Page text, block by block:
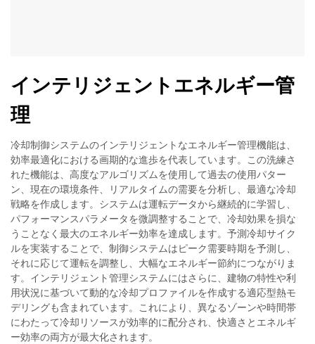
インテリジェントエネルギー管
理
冷却制御システムのインテリジェントなエネルギー管理機能は、
効率最適化における画期的な進歩を代表しています。この洗練さ
れた機能は、高度なアルゴリズムを使用して過去の使用パター
ン、現在の環境条件、リアルタイムの需要を分析し、最適な冷却
戦略を作成します。システムは運転データから継続的に学習し、
パフォーマンスパラメータを微調整することで、冷却効果を損な
うことなく最大のエネルギー効率を達成します。予測冷却サイク
ルを実装することで、制御システムはピーク需要時期を予測し、
それに応じて運転を調整し、大幅なエネルギー節約につながりま
す。インテリジェント管理システムにはさらに、建物の特性や利
用状況に基づいて動的な冷却プロファイルを作成する適応型熱モ
デリングも含まれています。これにより、異なるゾーンや時間帯
にわたって冷却リソースが効率的に配分され、快適さとエネルギ
ー効率の両方が最大化されます。